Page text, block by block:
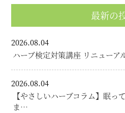
最新の
2026.08.04
ハーブ検定対策講座 リニューア
2026.08.04
【やさしいハーブコラム】眠っ
ま…